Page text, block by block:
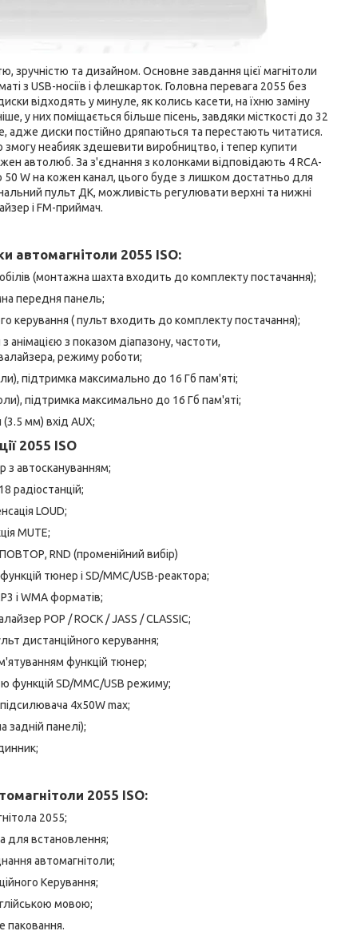
зручністю та дизайном. Основне завдання цієї магнітоли
з USB-носіїв і флешкарток. Головна перевага 2055 без
відходять у минуле, як колись касети, на їхню заміну
у них поміщається більше пісень, завдяки місткості до 32
адже диски постійно дряпаються та перестають читатися.
неабияк здешевити виробництво, і тепер купити
автолюб. За з'єднання з колонками відповідають 4 RCA-
50 W на кожен канал, цього буде з лишком достатньо для
пульт ДК, можливість регулювати верхні та нижні
і FM-приймач.
автомагнітоли 2055 ISO:
(монтажна шахта входить до комплекту постачання);
передня панель;
керування ( пульт входить до комплекту постачання);
з показом діапазону, частоти,
режиму роботи;
підтримка максимально до 16 Гб пам'яті;
підтримка максимально до 16 Гб пам'яті;
мм) вхід AUX;
2055 ISO
з автоскануванням;
радіостанцій;
LOUD;
MUTE;
RND (променійний вибір)
тюнер і SD/MMC/USB-реактора;
і WMA форматів;
POP / ROCK / JASS / CLASSIC;
дистанційного керування;
функцій тюнер;
функцій SD/MMC/USB режиму;
4х50W max;
задній панелі);
2055 ISO:
2055;
для встановлення;
автомагнітоли;
Керування;
мовою;
паковання.